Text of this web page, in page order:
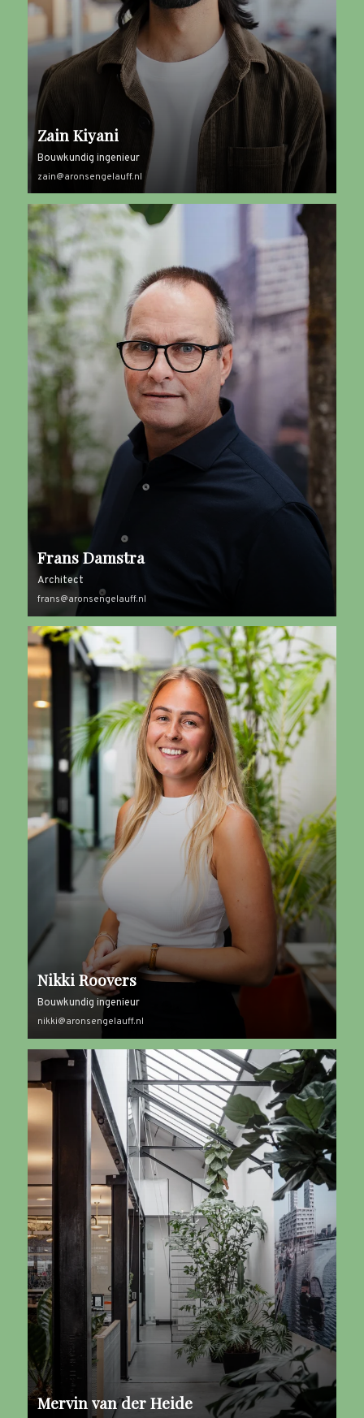
Zain Kiyani
Bouwkundig ingenieur
zain@aronsengelauff.nl
Frans Damstra
Architect
frans@aronsengelauff.nl
Nikki Roovers
Bouwkundig ingenieur
nikki@aronsengelauff.nl
Mervin van der Heide